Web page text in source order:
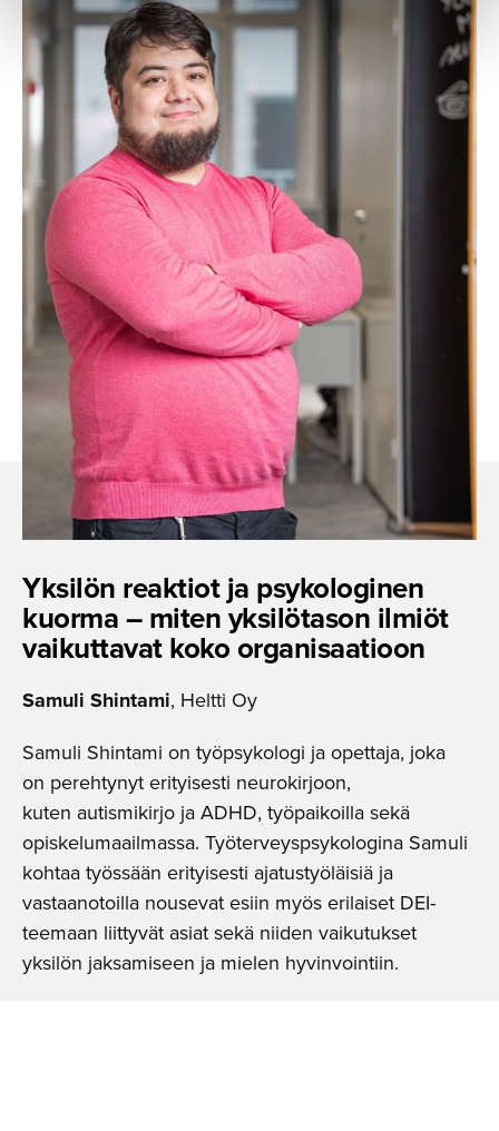
Yksilön reaktiot ja psykologinen
kuorma – miten yksilötason ilmiöt
vaikuttavat koko organisaatioon
Samuli Shintami, Heltti Oy
Samuli Shintami on työpsykologi ja opettaja, joka
on perehtynyt erityisesti neurokirjoon,
kuten autismikirjo ja ADHD, työpaikoilla sekä
opiskelumaailmassa. Työterveyspsykologina Samuli
kohtaa työssään erityisesti ajatustyöläisiä ja
vastaanotoilla nousevat esiin myös erilaiset DEI-
teemaan liittyvät asiat sekä niiden vaikutukset
yksilön jaksamiseen ja mielen hyvinvointiin.